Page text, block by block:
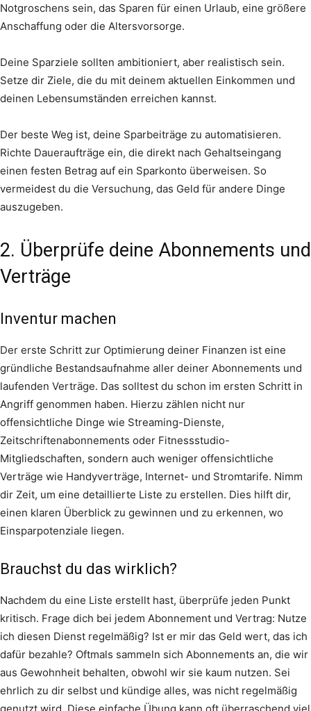
Notgroschens sein, das Sparen für einen Urlaub, eine größere
Anschaffung oder die Altersvorsorge.
Deine Sparziele sollten ambitioniert, aber realistisch sein.
Setze dir Ziele, die du mit deinem aktuellen Einkommen und
deinen Lebensumständen erreichen kannst.
Der beste Weg ist, deine Sparbeiträge zu automatisieren.
Richte Daueraufträge ein, die direkt nach Gehaltseingang
einen festen Betrag auf ein Sparkonto überweisen. So
vermeidest du die Versuchung, das Geld für andere Dinge
auszugeben.
2. Überprüfe deine Abonnements und
Verträge
Inventur machen
Der erste Schritt zur Optimierung deiner Finanzen ist eine
gründliche Bestandsaufnahme aller deiner Abonnements und
laufenden Verträge. Das solltest du schon im ersten Schritt in
Angriff genommen haben. Hierzu zählen nicht nur
offensichtliche Dinge wie Streaming-Dienste,
Zeitschriftenabonnements oder Fitnessstudio-
Mitgliedschaften, sondern auch weniger offensichtliche
Verträge wie Handyverträge, Internet- und Stromtarife. Nimm
dir Zeit, um eine detaillierte Liste zu erstellen. Dies hilft dir,
einen klaren Überblick zu gewinnen und zu erkennen, wo
Einsparpotenziale liegen.
Brauchst du das wirklich?
Nachdem du eine Liste erstellt hast, überprüfe jeden Punkt
kritisch. Frage dich bei jedem Abonnement und Vertrag: Nutze
ich diesen Dienst regelmäßig? Ist er mir das Geld wert, das ich
dafür bezahle? Oftmals sammeln sich Abonnements an, die wir
aus Gewohnheit behalten, obwohl wir sie kaum nutzen. Sei
ehrlich zu dir selbst und kündige alles, was nicht regelmäßig